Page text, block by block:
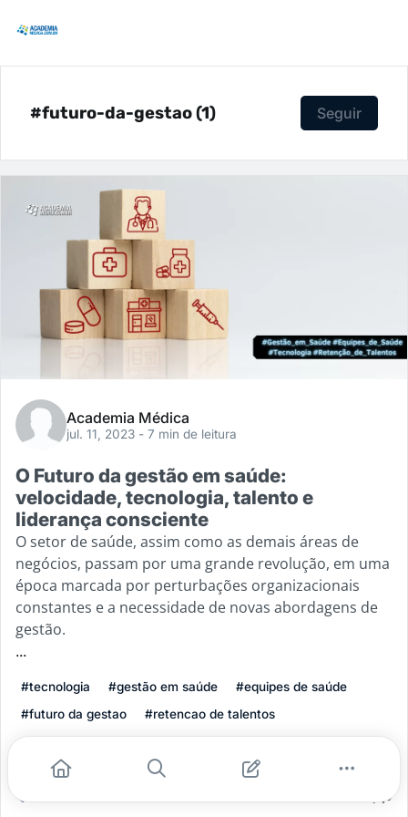
#futuro-da-gestao (1) Seguir
Academia Médica
jul. 11, 2023 - 7 min de leitura
O Futuro da gestão em saúde:
velocidade, tecnologia, talento e
liderança consciente
O setor de saúde, assim como as demais áreas de
negócios, passam por uma grande revolução, em uma
época marcada por perturbações organizacionais
constantes e a necessidade de novas abordagens de
gestão.
...
#tecnologia #gestão em saúde
#equipes de saúde
#futuro da gestao
#retencao de talentos
Leia mais
0